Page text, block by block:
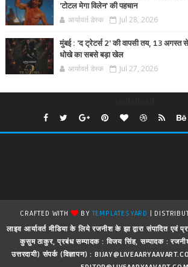
'टोटल मेगा विलेन' की पहचान
आर्यावर्त डेस्क Jul 28, 2026
मुंबई : 'द ट्रेटर्स 2' की वापसी तय, 13 अगस्त
धोखे का सबसे बड़ा खेल
आर्यावर्त डेस्क Jul 27, 2026
CRAFTED WITH BYTEMPLATESYARD |
लाइव आर्यावर्त मीडिया के लिये रजनीश के झा द्वारा संपादित एवं
कुसुम ठाकुर, प्रबंध सम्पादक : विजय सिंह, सम्पादक :
उत्तरदायी) संपर्क (विज्ञापन) :